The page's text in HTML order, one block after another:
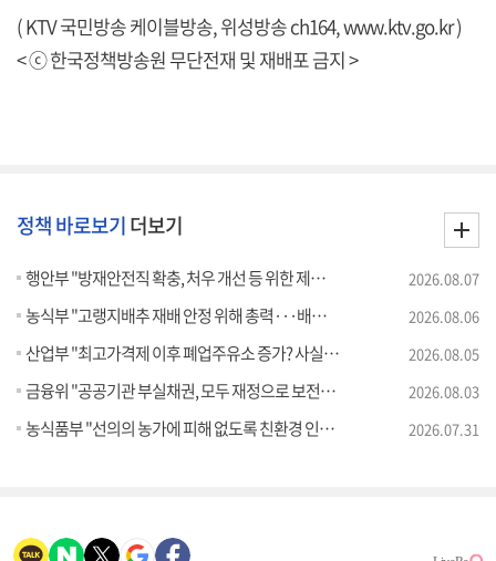
( KTV 국민방송 케이블방송, 위성방송 ch164,www.ktv.go.kr)
< ⓒ 한국정책방송원 무단전재 및 재배포 금지 >
정책 바로보기더보기
행안부 "방재안전직 확충, 처우 개선 등 위한 제도개선 추진" [정책 바로보기] 2026.08.07
농식부 "고랭지배추 재배 안정 위해 총력···배추가격 점차 안정세" [정책 바로보기] 2026.08.06
산업부 "최고가격제 이후 폐업주유소 증가? 사실 아냐" [정책 바로보기] 2026.08.05
금융위 "공공기관 부실채권, 모두 재정으로 보전되는 것 아냐" [정책 바로보기] 2026.08.03
농식품부 "선의의 농가에 피해 없도록 친환경 인증제 개선" [정책 바로보기] 2026.07.31